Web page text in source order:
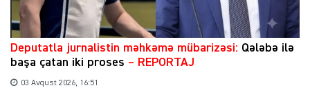
​Deputatla jurnalistin məhkəmə mübarizəsi: Qələbə ilə
başa çatan iki proses – REPORTAJ
03 Avqust 2026, 16:51